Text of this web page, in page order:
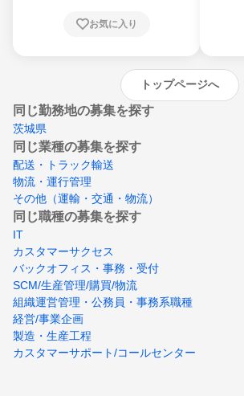
崎県、熊本県、大分県、宮崎県、鹿児島県、
お気に入り
トップページへ
同じ勤務地の募集を探す
茨城県
同じ業種の募集を探す
配送・トラック輸送
物流・運行管理
その他（運輸・交通・物流）
同じ職種の募集を探す
IT
カスタマーサクセス
バックオフィス・事務・受付
SCM/生産管理/購買/物流
組織運営管理・公務員・事務系職種
経営/事業企画
製造・生産工程
カスタマーサポート/コールセンター